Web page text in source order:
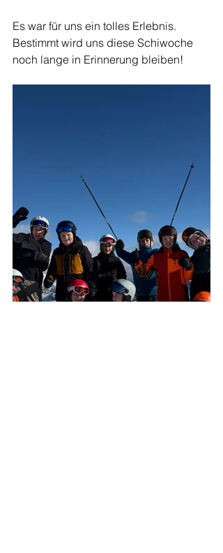
Es war für uns ein tolles Erlebnis.
Bestimmt wird uns diese Schiwoche
noch lange in Erinnerung bleiben!